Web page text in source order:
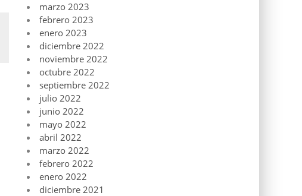
marzo 2023
febrero 2023
enero 2023
diciembre 2022
noviembre 2022
octubre 2022
septiembre 2022
julio 2022
junio 2022
mayo 2022
abril 2022
marzo 2022
febrero 2022
enero 2022
diciembre 2021